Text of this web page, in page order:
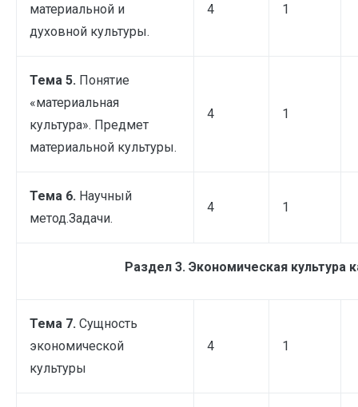
материальной и
духовной культуры.
4 1
Тема 5. Понятие
«материальная
культура». Предмет
материальной культуры.
4 1
Тема 6. Научный
метод.Задачи.
4 1
Раздел 3. Экономическая культура
Тема 7. Сущность
экономической
культуры
4 1